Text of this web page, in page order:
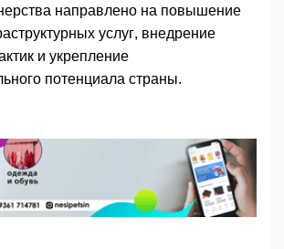
направлено на повышение
услуг, внедрение
и укрепление
потенциала страны.